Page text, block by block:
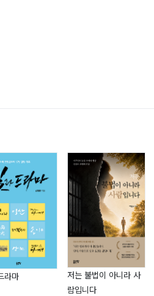
애 이야기를 쓰고자 한다.
라마
저는 불법이 아니라 사
람입니다